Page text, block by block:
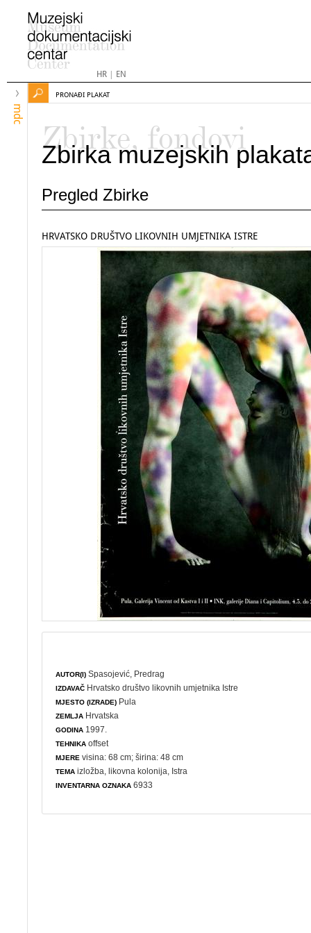
HR| EN
mdc
PRONAĐI PLAKAT
Zbirke, fondovi
Zbirka muzejskih
Pregled Zbirke
HRVATSKO DRUŠTVO LIKOVNIH UMJETNIKA ISTRE
AUTOR(I) Spasojević, Predrag
IZDAVAČ Hrvatsko društvo likovnih umjetnika Istre
MJESTO (IZRADE) Pula
ZEMLJA Hrvatska
GODINA 1997.
TEHNIKA offset
MJERE visina: 68 cm; širina: 48 cm
TEMA izložba ,likovna kolonija , Istra
INVENTARNA OZNAKA 6933